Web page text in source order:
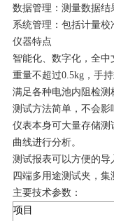
数据管理：测量数据
系统管理：包括计量
仪器特点
智能化、数字化，全
重量不超过0.5kg，手
满足各种电池内阻检
测试方法简单，不会
仪表本身可大量存储
曲线进行分析。
测试报表可以方便的导
四端多用途测试夹，
主要技术参数：
项目